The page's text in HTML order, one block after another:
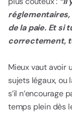
de la paie. Et si
correctement,
Mieux vaut avoir
sujets légaux, ou
s’il n’encourage
temps plein dès